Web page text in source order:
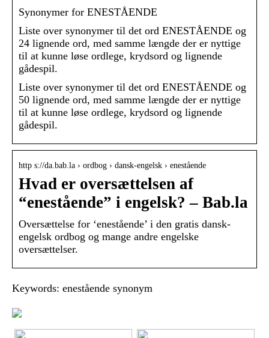
Synonymer for ENESTÅENDE
Liste over synonymer til det ord ENESTÅENDE og
24 lignende ord, med samme længde der er nyttige
til at kunne løse ordlege, krydsord og lignende
gådespil.
Liste over synonymer til det ord ENESTÅENDE og
50 lignende ord, med samme længde der er nyttige
til at kunne løse ordlege, krydsord og lignende
gådespil.
http s://da.bab.la › ordbog › dansk-engelsk › enestående
Hvad er oversættelsen af
“enestående” i engelsk? – Bab.la
Oversættelse for ‘enestående’ i den gratis dansk-
engelsk ordbog og mange andre engelske
oversættelser.
Keywords: enestående synonym